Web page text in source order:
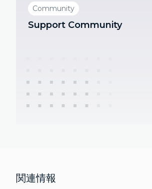
Community
Support Community
関連情報